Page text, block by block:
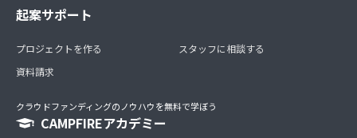
起案サポート
プロジェクトを作る
資料請求
スタッフに相談する
クラウドファンディングのノウハウを無料で学ぼう
CAMPFIREアカデミー